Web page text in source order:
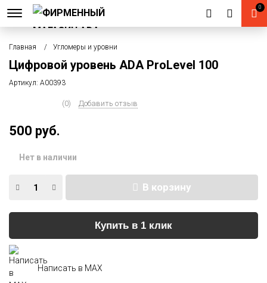
0
Главная Угломеры и уровни
Цифровой уровень ADA ProLevel 100
Артикул: А00393
(0) Добавить отзыв
500 руб.
Нет в наличии
В корзину
Купить в 1 клик
Написать в MAX